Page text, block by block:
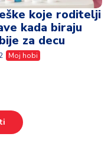
koje roditelji
kada biraju
za decu
Moj hobi